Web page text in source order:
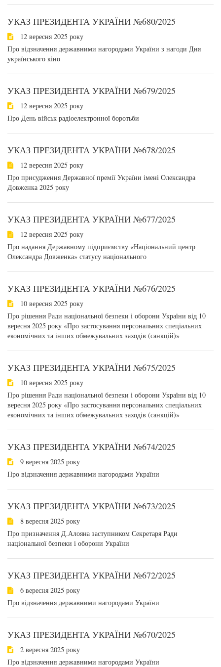
УКАЗ ПРЕЗИДЕНТА УКРАЇНИ №680/2025
12 вересня 2025 року
Про відзначення державними нагородами України з нагоди Дня
українського кіно
УКАЗ ПРЕЗИДЕНТА УКРАЇНИ №679/2025
12 вересня 2025 року
Про День військ радіоелектронної боротьби
УКАЗ ПРЕЗИДЕНТА УКРАЇНИ №678/2025
12 вересня 2025 року
Про присудження Державної премії України імені Олександра
Довженка 2025 року
УКАЗ ПРЕЗИДЕНТА УКРАЇНИ №677/2025
12 вересня 2025 року
Про надання Державному підприємству «Національний центр
Олександра Довженка» статусу національного
УКАЗ ПРЕЗИДЕНТА УКРАЇНИ №676/2025
10 вересня 2025 року
Про рішення Ради національної безпеки і оборони України від 10
вересня 2025 року «Про застосування персональних спеціальних
економічних та інших обмежувальних заходів (санкцій)»
УКАЗ ПРЕЗИДЕНТА УКРАЇНИ №675/2025
10 вересня 2025 року
Про рішення Ради національної безпеки і оборони України від 10
вересня 2025 року «Про застосування персональних спеціальних
економічних та інших обмежувальних заходів (санкцій)»
УКАЗ ПРЕЗИДЕНТА УКРАЇНИ №674/2025
9 вересня 2025 року
Про відзначення державними нагородами України
УКАЗ ПРЕЗИДЕНТА УКРАЇНИ №673/2025
8 вересня 2025 року
Про призначення Д.Алояна заступником Секретаря Ради
національної безпеки і оборони України
УКАЗ ПРЕЗИДЕНТА УКРАЇНИ №672/2025
6 вересня 2025 року
Про відзначення державними нагородами України
УКАЗ ПРЕЗИДЕНТА УКРАЇНИ №670/2025
2 вересня 2025 року
Про відзначення державними нагородами України